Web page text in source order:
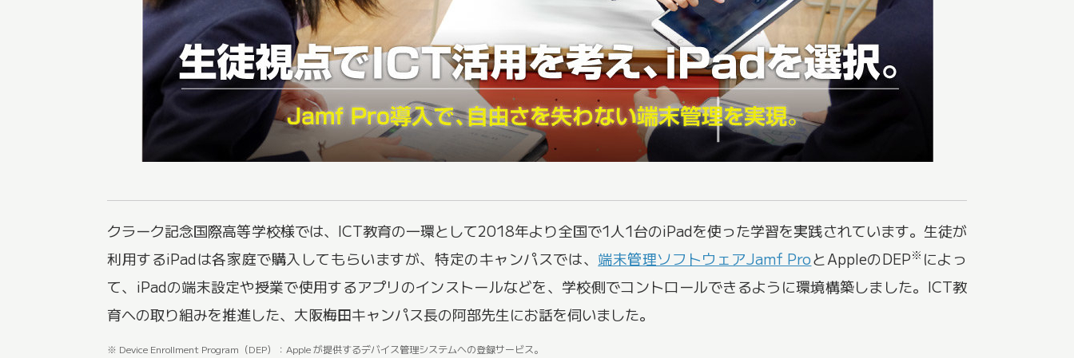
クラーク記念国際高等学校様では、ICT教育の一環として2018年より全国で1人1台のiPadを使った学習を実践されています。生徒が
利用するiPadは各家庭で購入してもらいますが、特定のキャンパスでは、 端末管理ソフトウェアJamf ProとAppleのDEP※ によっ
て、iPadの端末設定や授業で使用するアプリのインストールなどを、学校側でコントロールできるように環境構築しました。ICT教
育への取り組みを推進した、大阪梅田キャンパス長の阿部先生にお話を伺いました。
※ Device Enrollment Program（DEP）：Apple が提供するデバイス管理システムへの登録サービス。